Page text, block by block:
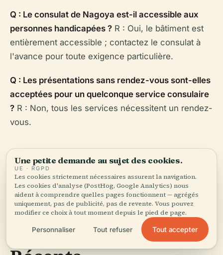
Q : Le consulat de Nagoya est-il accessible aux
personnes handicapées ? R : Oui, le bâtiment est
entièrement accessible ; contactez le consulat à
l'avance pour toute exigence particulière.
Q : Les présentations sans rendez-vous sont-elles
acceptées pour un quelconque service consulaire
? R : Non, tous les services nécessitent un rendez-
vous.
Considérations
Spéciales et
Développements
Une petite demande au sujet des cookies.
UE · RGPD
Les cookies strictement nécessaires assurent la navigation.
Les cookies d'analyse (PostHog, Google Analytics) nous
aident à comprendre quelles pages fonctionnent — agrégés
uniquement, pas de publicité, pas de revente. Vous pouvez
modifier ce choix à tout moment depuis le pied de page.
Personnaliser Tout refuser Tout accepter